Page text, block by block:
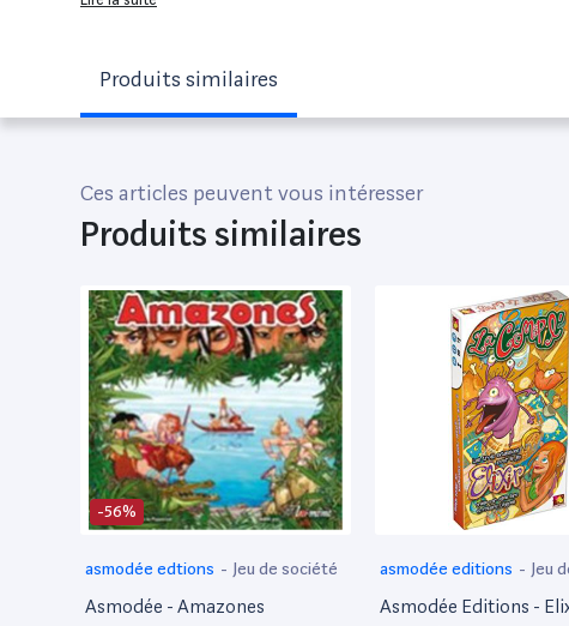
Produits similaires
Ces articles peuvent vous intéresser
Produits similaires
-56%
asmodée edtions - Jeu de société
Asmodée - Amazones
asmodée editions - Jeu
Asmodée Editions -